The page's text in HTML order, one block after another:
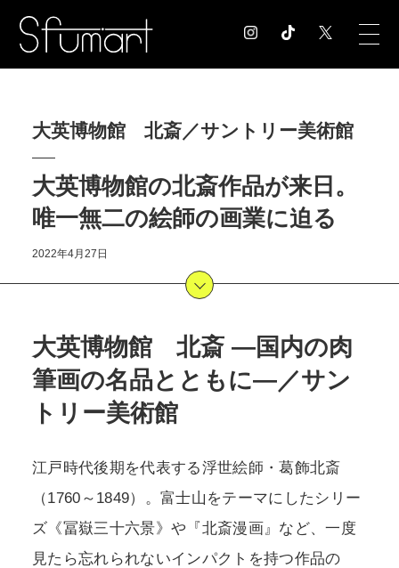
COLUMN コラム記事
EXHIBITION 展覧会情報
MUSEUM 美術館情報
NEWS お知らせ
CONTACT
POLICY COMPANY
大英博物館 北斎／サントリー美術館
大英博物館の北斎作品が来日。
唯一無二の絵師の画業に迫る
2022年4月27日
大英博物館 北斎 ―国内の肉
筆画の名品とともに―／サン
トリー美術館
江戸時代後期を代表する浮世絵師・葛飾北斎
（1760～1849）。富士山をテーマにしたシリー
ズ《冨嶽三十六景》や『北斎漫画』など、一度
見たら忘れられないインパクトを持つ作品の